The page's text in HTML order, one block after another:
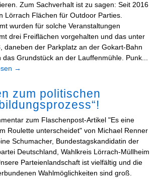
Zum Sachverhalt ist zu sagen: Seit 2016
Lörrach Flächen für Outdoor Parties.
wurden für solche Veranstaltungen
drei Freiflächen vorgehalten und das unter
daneben der Parkplatz an der Gokart-Bahn
das Grundstück an der Lauffenmühle. Punk...
→
zum politischen
zum Flaschenpost-Artikel "Es eine
Roulette unterscheidet" von Michael Renner
Schumacher, Bundestagskandidatin der
Deutschland, Wahlkreis Lörrach-Müllheim
Parteienlandschaft ist vielfältig und die
Wahlmöglichkeiten sind groß.